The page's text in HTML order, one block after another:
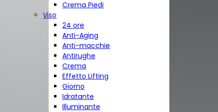
Crema Piedi
Viso
24 ore
Anti-Aging
Anti-macchie
Antirughe
Crema
Effetto Lifting
Giorno
Idratante
Illuminante